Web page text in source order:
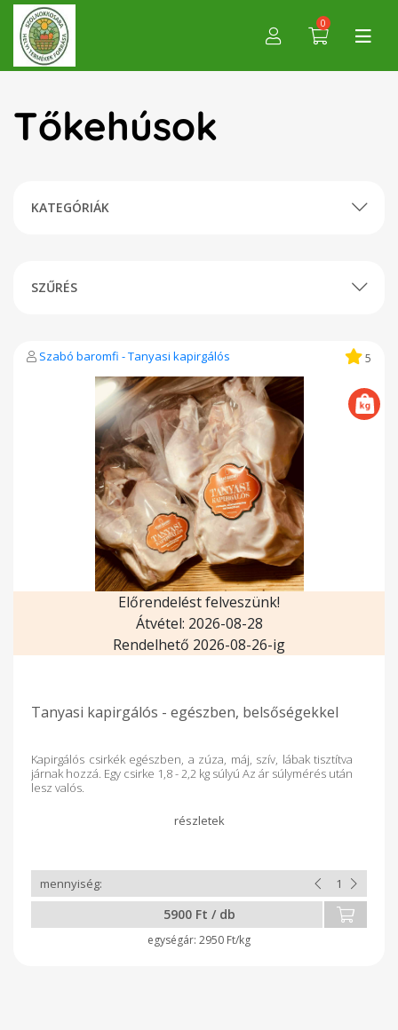
0
Tőkehúsok
KATEGÓRIÁK
SZŰRÉS
Szabó baromfi - Tanyasi kapirgálós 5
Előrendelést felveszünk!
Átvétel: 2026-08-28
Rendelhető 2026-08-26-ig
Tanyasi kapirgálós - egészben, belsőségekkel
Kapirgálós csirkék egészben, a zúza, máj, szív, lábak tisztítva
járnak hozzá. Egy csirke 1,8 - 2,2 kg súlyú Az ár súlymérés után
lesz valós.
5900 Ft / db
2950 Ft/kg